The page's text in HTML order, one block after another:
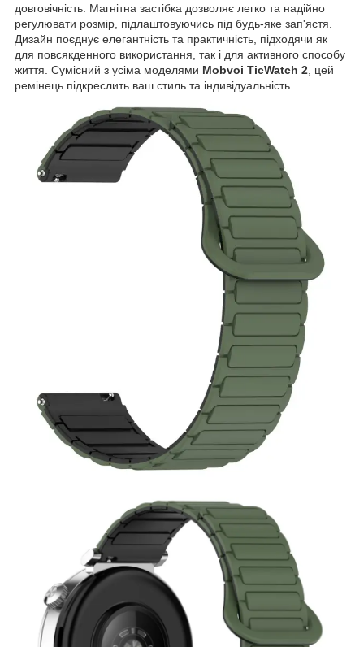
довговічність. Магнітна застібка дозволяє легко та надійно
регулювати розмір, підлаштовуючись під будь-яке зап'ястя.
Дизайн поєднує елегантність та практичність, підходячи як
для повсякденного використання, так і для активного способу
життя. Сумісний з усіма моделями Mobvoi TicWatch 2 , цей
ремінець підкреслить ваш стиль та індивідуальність.